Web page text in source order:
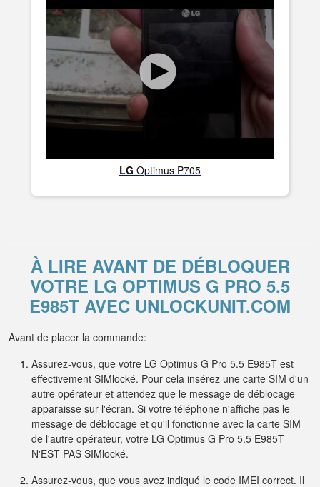
LG Optimus P705
À LIRE AVANT DE DÉBLOQUER
VOTRE LG OPTIMUS G PRO 5.5
E985T AVEC UNLOCKUNIT.COM
Avant de placer la commande:
Assurez-vous, que votre LG Optimus G Pro 5.5 E985T est
effectivement SIMlocké. Pour cela insérez une carte SIM d'un
autre opérateur et attendez que le message de déblocage
apparaisse sur l'écran. Si votre téléphone n'affiche pas le
message de déblocage et qu'il fonctionne avec la carte SIM
de l'autre opérateur, votre LG Optimus G Pro 5.5 E985T
N'EST PAS SIMlocké.
Assurez-vous, que vous avez indiqué le code IMEI correct. Il